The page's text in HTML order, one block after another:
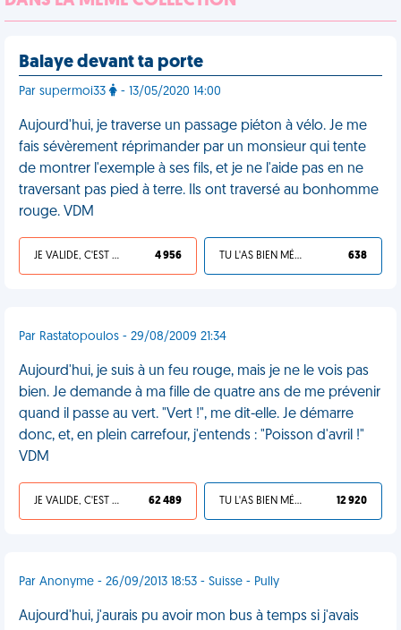
Balaye devant ta porte
Par supermoi33 - 13/05/2020 14:00
Aujourd'hui, je traverse un passage piéton à vélo. Je me
fais sévèrement réprimander par un monsieur qui tente
de montrer l'exemple à ses fils, et je ne l'aide pas en ne
traversant pas pied à terre. Ils ont traversé au bonhomme
rouge. VDM
JE VALIDE, C'EST UNE VDM 4 956 TU L'AS BIEN MÉRITÉ 638
Par Rastatopoulos - 29/08/2009 21:34
Aujourd'hui, je suis à un feu rouge, mais je ne le vois pas
bien. Je demande à ma fille de quatre ans de me prévenir
quand il passe au vert. "Vert !", me dit-elle. Je démarre
donc, et, en plein carrefour, j'entends : "Poisson d'avril !"
VDM
JE VALIDE, C'EST UNE VDM 62 489 TU L'AS BIEN MÉRITÉ 12 920
Par Anonyme - 26/09/2013 18:53 - Suisse - Pully
Aujourd'hui, j'aurais pu avoir mon bus à temps si j'avais